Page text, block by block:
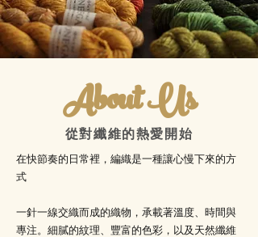
About Us
​從對纖維的熱愛開始
在快節奏的日常裡，編織是一種讓心慢下來的方
式
一針一線交織而成的織物，承載著溫度、時間與
專注。細膩的紋理、豐富的色彩，以及天然纖維